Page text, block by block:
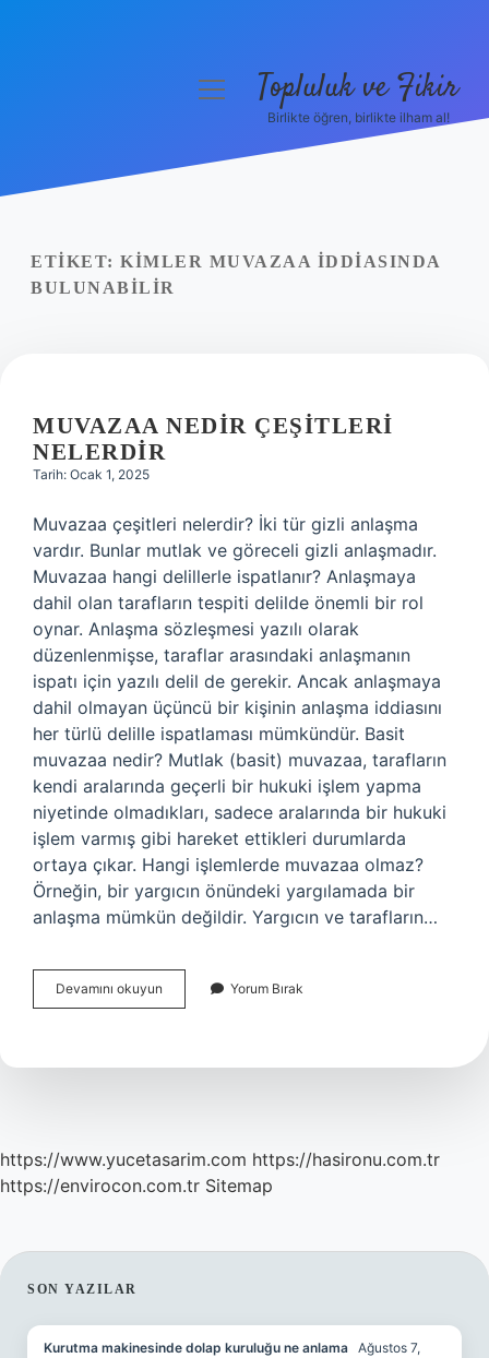
Yasal Uyarı
menüyüTopluluk ve Fikir
Birlikte öğren, birlikte ilham al!
ETIKET: KIMLER MUVAZAA IDDIASINDA
BULUNABILIR
MUVAZAA NEDIR ÇEŞITLERI
NELERDIR
Tarih: Ocak 1, 2025
Muvazaa çeşitleri nelerdir? İki tür gizli anlaşma
vardır. Bunlar mutlak ve göreceli gizli anlaşmadır.
Muvazaa hangi delillerle ispatlanır? Anlaşmaya
dahil olan tarafların tespiti delilde önemli bir rol
oynar. Anlaşma sözleşmesi yazılı olarak
düzenlenmişse, taraflar arasındaki anlaşmanın
ispatı için yazılı delil de gerekir. Ancak anlaşmaya
dahil olmayan üçüncü bir kişinin anlaşma iddiasını
her türlü delille ispatlaması mümkündür. Basit
muvazaa nedir? Mutlak (basit) muvazaa, tarafların
kendi aralarında geçerli bir hukuki işlem yapma
niyetinde olmadıkları, sadece aralarında bir hukuki
işlem varmış gibi hareket ettikleri durumlarda
ortaya çıkar. Hangi işlemlerde muvazaa olmaz?
Örneğin, bir yargıcın önündeki yargılamada bir
anlaşma mümkün değildir. Yargıcın ve tarafların…
Devamını okuyun Muvazaa
Nedir
Yorum Bırak
https://www.yucetasarim.com https://hasironu.com.tr
https://envirocon.com.tr Sitemap
SIDEBAR
SON YAZILAR
Kurutma makinesinde dolap kuruluğu ne anlama Ağustos 7,